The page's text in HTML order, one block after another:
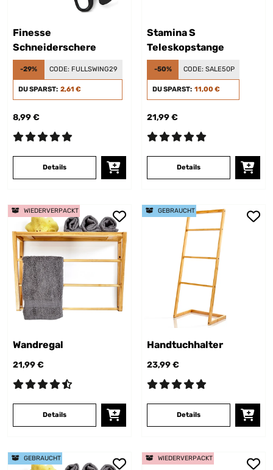
Finesse
Schneiderschere
-29% CODE: FULLSWING29
DU SPARST: 2,61 €
8,99 €
Details
Stamina S
Teleskopstange
-50% CODE: SALE50P
DU SPARST: 11,00 €
21,99 €
Details
Wandregal
21,99 €
Details
WIEDERVERPACKT
Handtuchhalter
23,99 €
Details
GEBRAUCHT
GEBRAUCHT WIEDERVERPACKT